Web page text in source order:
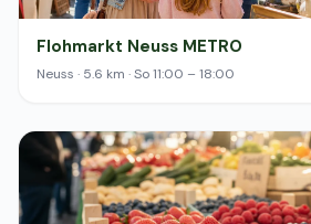
Flohmarkt Neuss METRO
Neuss · 5.6 km · So 11:00 – 18:00